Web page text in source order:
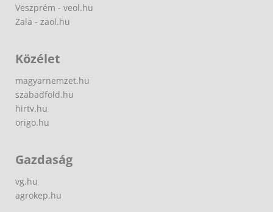
Veszprém - veol.hu
Zala - zaol.hu
Közélet
magyarnemzet.hu
szabadfold.hu
hirtv.hu
origo.hu
Gazdaság
vg.hu
agrokep.hu